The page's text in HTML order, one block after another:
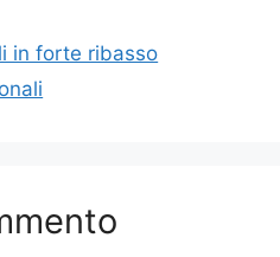
in forte ribasso